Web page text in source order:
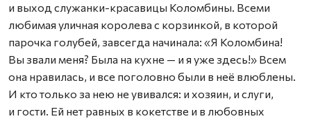
и выход служанки-красавицы Коломбины. Всеми
любимая уличная королева с корзинкой, в которой
парочка голубей, завсегда начинала: «Я Коломбина!
Вы звали меня? Была на кухне — и я уже здесь!» Всем
она нравилась, и все поголовно были в неё влюблены.
И кто только за нею не увивался: и хозяин, и слуги,
и гости. Ей нет равных в кокетстве и в любовных